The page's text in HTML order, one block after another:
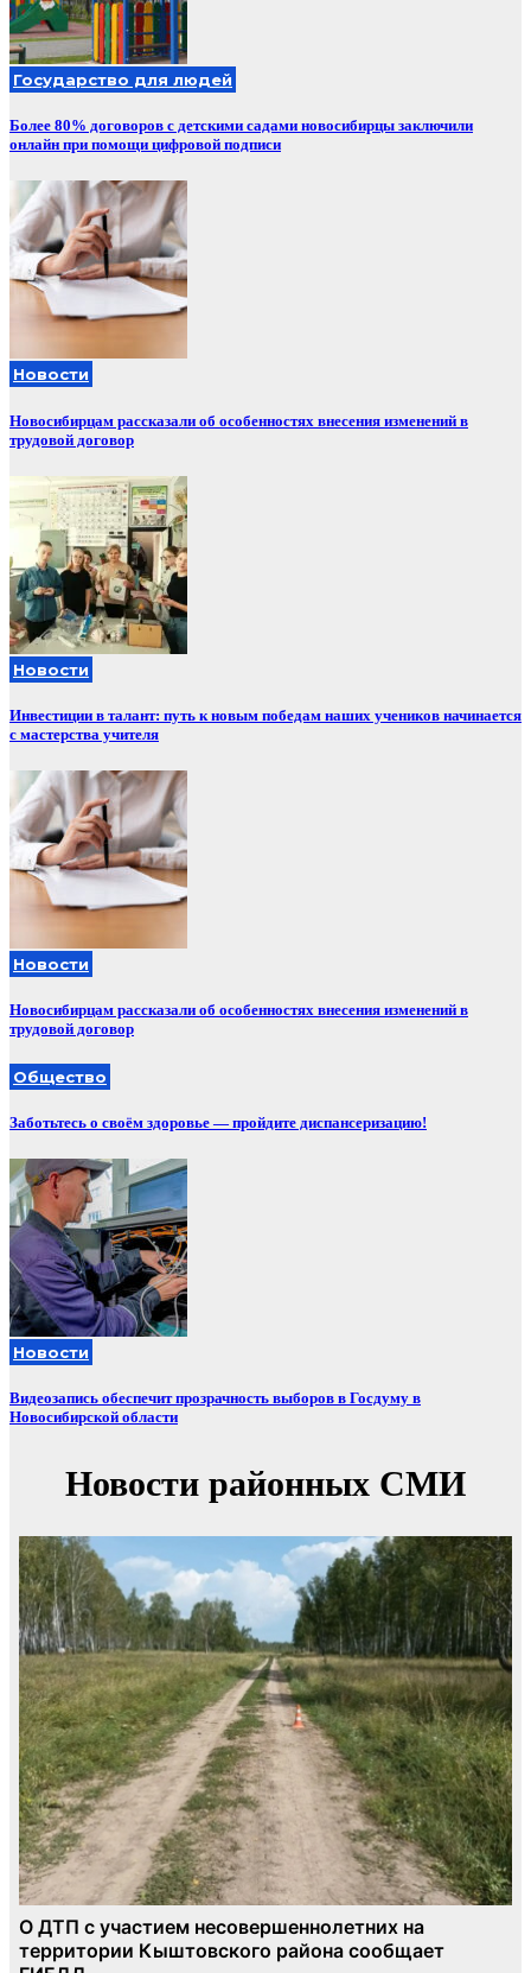
Государство для людей
Более 80% договоров с детскими садами новосибирцы заключили
онлайн при помощи цифровой подписи
Новости
Новосибирцам рассказали об особенностях внесения изменений в
трудовой договор
Новости
Инвестиции в талант: путь к новым победам наших учеников начинается
с мастерства учителя
Новости
Новосибирцам рассказали об особенностях внесения изменений в
трудовой договор
Общество
Заботьтесь о своём здоровье — пройдите диспансеризацию!
Новости
Видеозапись обеспечит прозрачность выборов в Госдуму в
Новосибирской области